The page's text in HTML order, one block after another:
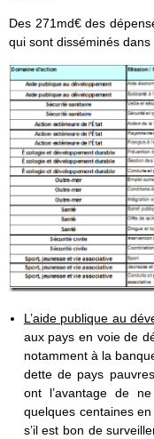
Des 271md€ des
qui sont disséminés
L’aide publique au
aux pays en voie de
notamment à la
dette de pays
ont l’avantage de
quelques centaines
s’il est bon de